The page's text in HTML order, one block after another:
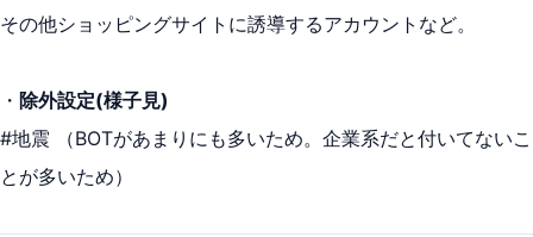
その他ショッピングサイトに誘導するアカウントなど。
・ 除外設定(様子見)
#地震 （BOTがあまりにも多いため。企業系だと付いてないこ
とが多いため）